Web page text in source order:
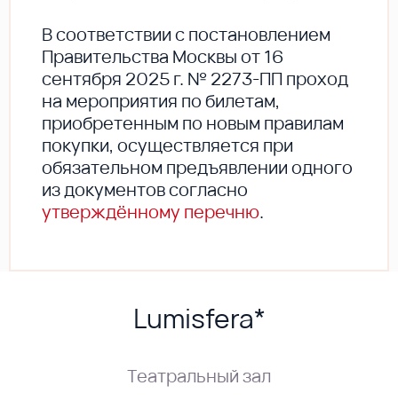
В соответствии с постановлением
Правительства Москвы от 16
сентября 2025 г. № 2273-ПП проход
на мероприятия по билетам,
приобретенным по новым правилам
покупки, осуществляется при
обязательном предъявлении одного
из документов согласно
утверждённому перечню.
Lumisfera*
Театральный зал